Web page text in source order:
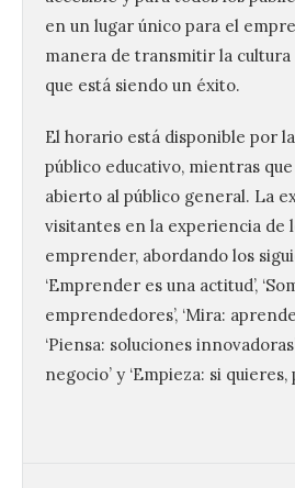
en un lugar único para el
manera de transmitir la
que está siendo un éxito.
El horario está disponible por
público educativo, mientras
abierto al público general. La
visitantes en la experiencia de
emprender, abordando los
‘Emprender es una actitud’,
emprendedores’, ‘Mira:
‘Piensa: soluciones
negocio’ y ‘Empieza: si quieres,
La UPSA impulsa la
creación musical con
Concurso
Composición Coral
8 Ago 2026
Este
promovido por el
Universitario de
Sacra de la